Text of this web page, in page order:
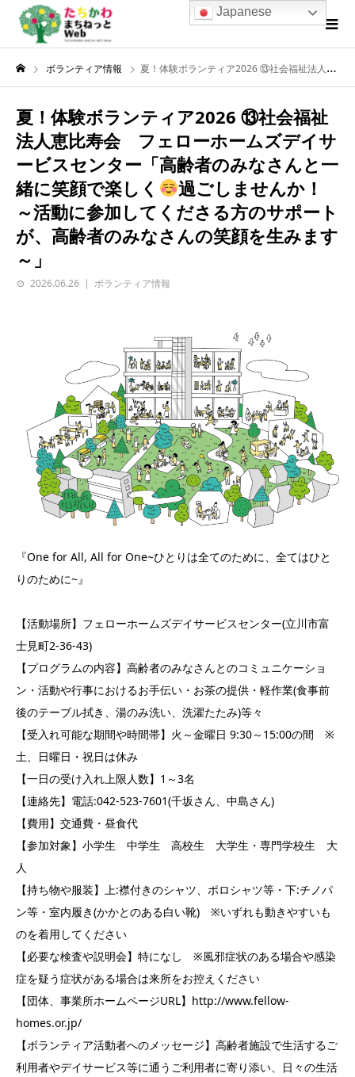
ボランティア情報 夏！体験ボランティア2026 ⑬社会福祉法人恵比寿会 フェローホームズデイサービスセンター「高齢者のみなさんと一緒に笑顔で楽しく
夏！体験ボランティア2026 ⑬社会福祉
法人恵比寿会 フェローホームズデイサ
ービスセンター「高齢者のみなさんと一
緒に笑顔で楽しく
過ごしませんか！
～活動に参加してくださる方のサポート
が、高齢者のみなさんの笑顔を生みます
～」
2026.06.26 ボランティア情報
『One for All, All for One~ひとりは全てのために、全てはひと
りのために~』
【活動場所】フェローホームズデイサービスセンター(立川市富
士見町2-36-43)
【プログラムの内容】高齢者のみなさんとのコミュニケーショ
ン・活動や行事におけるお手伝い・お茶の提供・軽作業(食事前
後のテーブル拭き、湯のみ洗い、洗濯たたみ)等々
【受入れ可能な期間や時間帯】火～金曜日 9:30～15:00の間 ※
土、日曜日・祝日は休み
【一日の受け入れ上限人数】1～3名
【連絡先】電話:042-523-7601(千坂さん、中島さん)
【費用】交通費・昼食代
【参加対象】小学生 中学生 高校生 大学生・専門学校生 大
人
【持ち物や服装】上:襟付きのシャツ、ポロシャツ等・下:チノパ
ン等・室内履き(かかとのある白い靴) ※いずれも動きやすいも
のを着用してください
【必要な検査や説明会】特になし ※風邪症状のある場合や感染
症を疑う症状がある場合は来所をお控えください
【団体、事業所ホームページURL】http://www.fellow-
homes.or.jp/
【ボランティア活動者へのメッセージ】高齢者施設で生活するご
利用者やデイサービス等に通うご利用者に寄り添い、日々の生活
Japanese